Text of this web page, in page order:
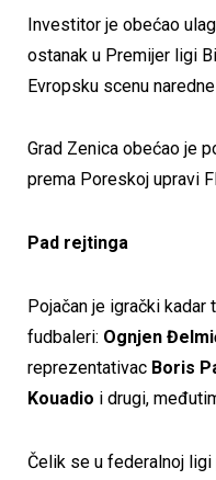
Investitor je obećao
ostanak u Premijer ligi
Evropsku scenu
Grad Zenica obećao je
prema Poreskoj upravi
Pad rejtinga
Pojačan je igrački
fudbaleri: Ognjen
reprezentativac Boris
Kouadio i drugi,
Čelik se u federalnoj